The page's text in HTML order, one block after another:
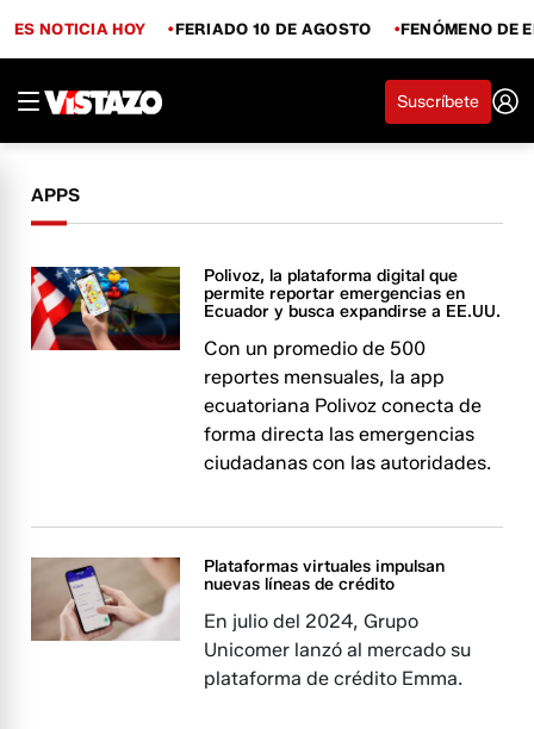
ES NOTICIA HOY FERIADO 10 DE AGOSTO FENÓMENO DE
Suscríbete
APPS
Polivoz, la plataforma digital que
permite reportar emergencias en
Ecuador y busca expandirse a EE.UU.
Con un promedio de 500
reportes mensuales, la app
ecuatoriana Polivoz conecta de
forma directa las emergencias
ciudadanas con las autoridades.
Plataformas virtuales impulsan
nuevas líneas de crédito
En julio del 2024, Grupo
Unicomer lanzó al mercado su
plataforma de crédito Emma.